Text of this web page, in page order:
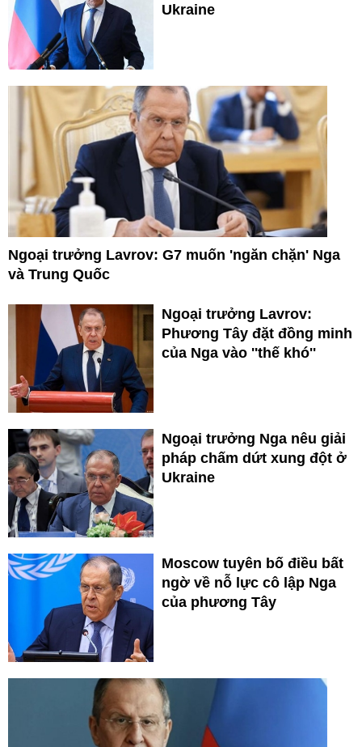
Ukraine
Ngoại trưởng Lavrov: G7 muốn 'ngăn chặn' Nga
và Trung Quốc
Ngoại trưởng Lavrov:
Phương Tây đặt đồng minh
của Nga vào ''thế khó''
Ngoại trưởng Nga nêu giải
pháp chấm dứt xung đột ở
Ukraine
Moscow tuyên bố điều bất
ngờ về nỗ lực cô lập Nga
của phương Tây